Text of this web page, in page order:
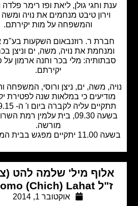
וחגי גולן, ליאת ופז רימר פלדה ואיריס
וירון טיבט מנחמים את נויה ומשה בכר
והמשפחה על מות יקירתם.
ר. רוזנבאום השקעות בע"מ אבלה
את נויה, משה, ים וניצן בכר, את
מלי בכר וחנה ארמון על פטירת
משה, ים, ניצן ורוסי, המשפחה והחברים
כי במלאות שנה לפטירת יקירתם
תתקיים עליה לקברה ביום ו' ה- 25.09.15,
בשעה 09.30, בית עלמין רמת השרון צומת
מיל' שלמה להט (צ'יץ')
אוקטובר 1, 2014